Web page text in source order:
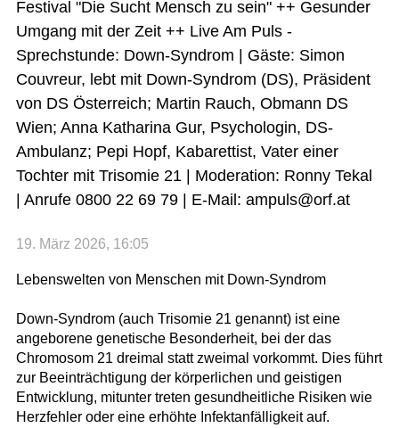
Festival "Die Sucht Mensch zu sein" ++ Gesunder
Umgang mit der Zeit ++ Live Am Puls -
Sprechstunde: Down-Syndrom | Gäste: Simon
Couvreur, lebt mit Down-Syndrom (DS), Präsident
von DS Österreich; Martin Rauch, Obmann DS
Wien; Anna Katharina Gur, Psychologin, DS-
Ambulanz; Pepi Hopf, Kabarettist, Vater einer
Tochter mit Trisomie 21 | Moderation: Ronny Tekal
| Anrufe 0800 22 69 79 | E-Mail: ampuls@orf.at
19. März 2026, 16:05
Lebenswelten von Menschen mit Down-Syndrom
Down-Syndrom (auch Trisomie 21 genannt) ist eine
angeborene genetische Besonderheit, bei der das
Chromosom 21 dreimal statt zweimal vorkommt. Dies führt
zur Beeinträchtigung der körperlichen und geistigen
Entwicklung, mitunter treten gesundheitliche Risiken wie
Herzfehler oder eine erhöhte Infektanfälligkeit auf.